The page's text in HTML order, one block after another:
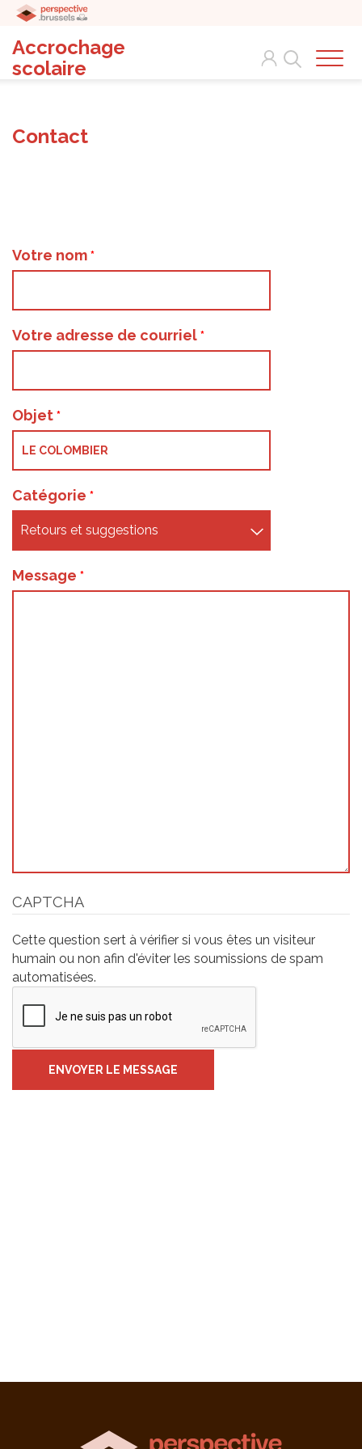
Accrochage
scolaire
Search
Contact
Votre nom
Votre adresse de courriel
Objet
Catégorie
Message
CAPTCHA
Cette question sert à vérifier si vous êtes un visiteur
humain ou non afin d'éviter les soumissions de spam
automatisées.